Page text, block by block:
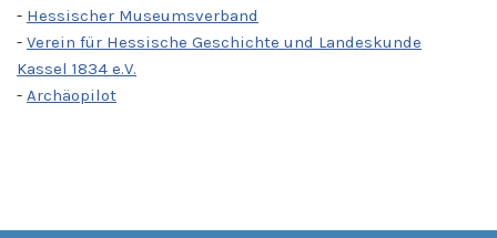
- Hessischer Museumsverband
- Verein für Hessische Geschichte und Landeskunde
Kassel 1834 e.V.
- Archäopilot